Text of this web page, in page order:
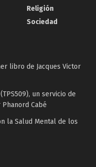
Religión
Sociedad
libro de Jacques Victor
un servicio de
Cabé
la Salud Mental de los